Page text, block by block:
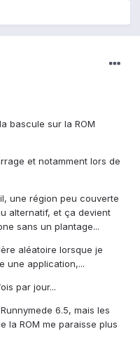
bascule sur la ROM
et notamment lors de
une région peu couverte
alternatif, et ça devient
sans un plantage...
aléatoire lorsque je
une application,...
par jour...
6.5, mais les
la ROM me paraisse plus